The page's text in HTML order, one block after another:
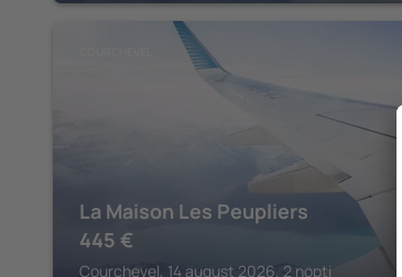
La Maison Les Peupliers
445 €
Courchevel, 14 august 2026, 2 nopți